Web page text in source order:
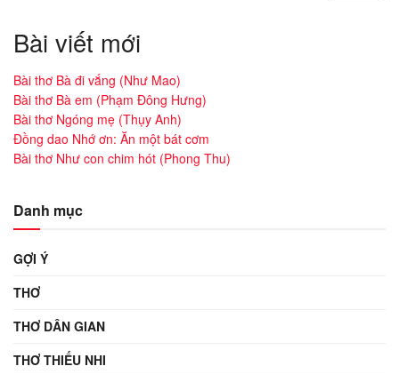
Bài viết mới
Bài thơ Bà đi vắng (Như Mao)
Bài thơ Bà em (Phạm Đông Hưng)
Bài thơ Ngóng mẹ (Thụy Anh)
Đồng dao Nhớ ơn: Ăn một bát cơm
Bài thơ Như con chim hót (Phong Thu)
Danh mục
GỢI Ý
THƠ
THƠ DÂN GIAN
THƠ THIẾU NHI